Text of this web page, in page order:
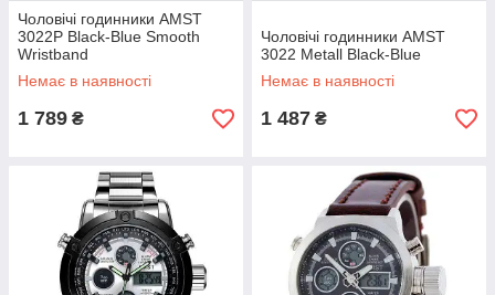
Чоловічі годинники AMST
3022P Black-Blue Smooth
Wristband
Немає в наявності
1 789 ₴
Чоловічі годинники AMST
3022 Metall Black-Blue
Немає в наявності
1 487 ₴